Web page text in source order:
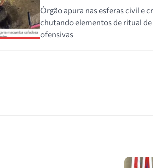
Órgão apura nas esferas civil e
chutando elementos de ritual
ofensivas